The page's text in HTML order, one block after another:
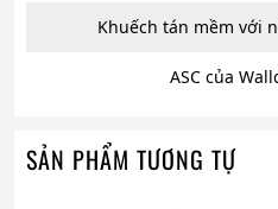
Khuếch tán mềm với
ASC của
SẢN PHẨM TƯƠNG TỰ